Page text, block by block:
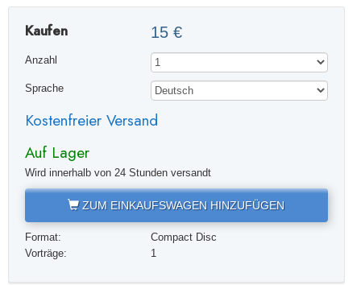
Kaufen 15 €
Anzahl
Sprache
Kostenfreier Versand
Auf Lager
Wird innerhalb von 24 Stunden versandt
ZUM EINKAUFSWAGEN HINZUFÜGEN
Format:
Compact Disc
Vorträge:
1